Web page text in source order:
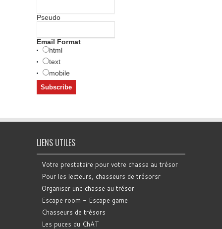
Pseudo
Email Format
html
text
mobile
LIENS UTILES
Votre prestataire pour votre chasse au trésor
Pour les lecteurs, chasseurs de trésorsr
Organiser une chasse au trésor
Escape room - Escape game
Chasseurs de trésors
Les puces du ChAT